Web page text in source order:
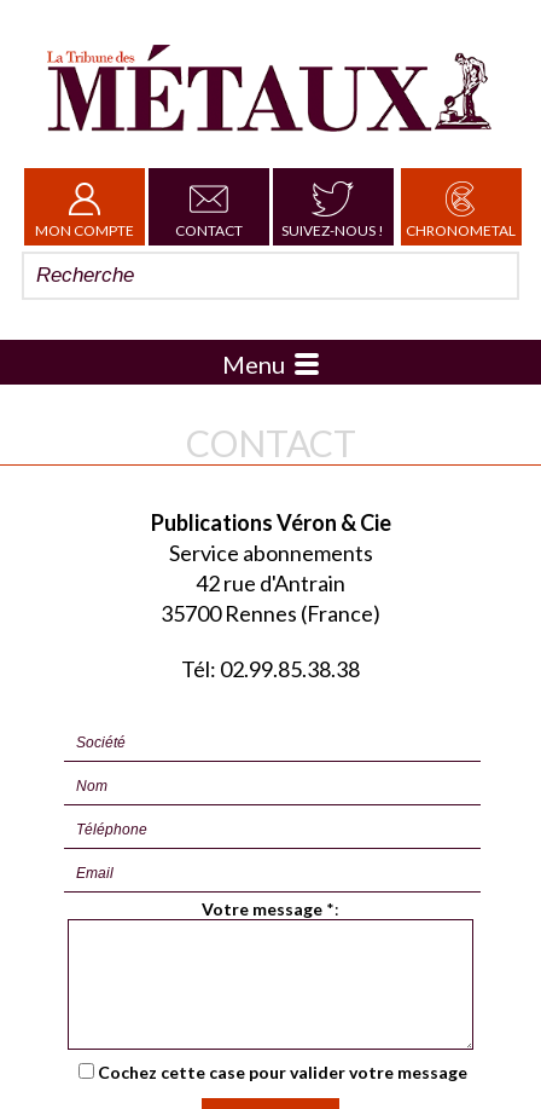
MON COMPTE CONTACT SUIVEZ-NOUS ! CHRONOMETAL
Menu
CONTACT
Publications Véron & Cie
Service abonnements
42 rue d'Antrain
35700 Rennes (France)
Tél: 02.99.85.38.38
Votre message *:
Cochez cette case pour valider votre message